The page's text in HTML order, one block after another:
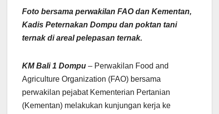
Foto bersama perwakilan FAO dan Kementan,
Kadis Peternakan Dompu dan poktan tani
ternak di areal pelepasan ternak.
KM Bali 1 Dompu – Perwakilan Food and
Agriculture Organization (FAO) bersama
perwakilan pejabat Kementerian Pertanian
(Kementan) melakukan kunjungan kerja ke